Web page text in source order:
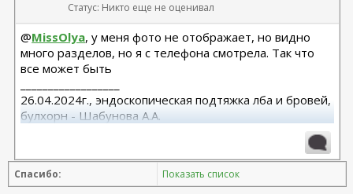
Статус: Никто еще не оценивал
@MissOlya, у меня фото не отображает, но видно
много разделов, но я с телефона смотрела. Так что
все может быть
26.04.2024г., эндоскопическая подтяжка лба и бровей,
булхорн - Шабунова А.А.
06.12.2024г., бодилифт, липофилинг ягодиц, редукция
22.09.2025г. брахио пластика+торсопластика -
Бабикова М.А.
Спасибо: Показать список